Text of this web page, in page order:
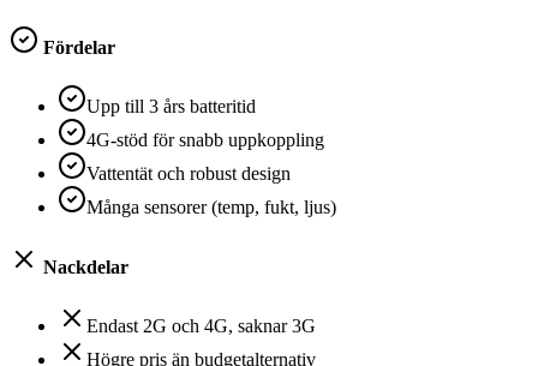
Fördelar
Upp till 3 års batteritid
4G-stöd för snabb uppkoppling
Vattentät och robust design
Många sensorer (temp, fukt, ljus)
Nackdelar
Endast 2G och 4G, saknar 3G
Högre pris än budgetalternativ